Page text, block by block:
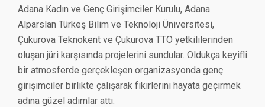
Adana Kadın ve Genç Girişimciler Kurulu, Adana
Alparslan Türkeş Bilim ve Teknoloji Üniversitesi,
Çukurova Teknokent ve Çukurova TTO yetkililerinden
oluşan jüri karşısında projelerini sundular. Oldukça keyifli
bir atmosferde gerçekleşen organizasyonda genç
girişimciler birlikte çalışarak fikirlerini hayata geçirmek
adına güzel adımlar attı.